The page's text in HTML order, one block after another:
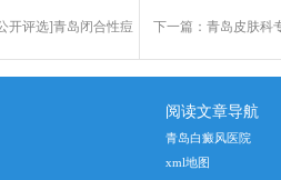
开评选]青岛闭合性痘 下一篇： 青岛皮肤科
阅读文章导航
青岛白癜风医院
xml地图